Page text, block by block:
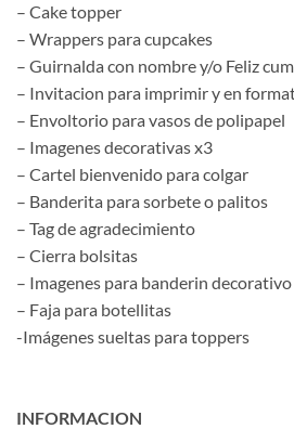
– Cake topper
– Wrappers para cupcakes
– Guirnalda con nombre y/o Feliz
– Invitacion para imprimir y en
– Envoltorio para vasos de polipapel
– Imagenes decorativas x3
– Cartel bienvenido para colgar
– Banderita para sorbete o palitos
– Tag de agradecimiento
– Cierra bolsitas
– Imagenes para banderin decorativo
– Faja para botellitas
-Imágenes sueltas para toppers
INFORMACION